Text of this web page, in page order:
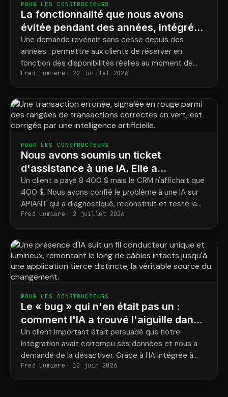
POUR LES CONSTRUCTEURS
La fonctionnalité que nous avons
évitée pendant des années, intégrée
en quelques jours.
Une demande revenait sans cesse depuis des
années : permettre aux clients de réserver en
fonction des disponibilités réelles au moment de
l’achat. Nous ne l’avions jamais implémentée. Puis, un
opérateur IA de notre plateforme axée sur l’IA l’a fait
en quelques jours.
Fred Lumiere 22 juillet 2026
POUR LES CONSTRUCTEURS
Nous avons soumis un ticket
d'assistance à une IA. Elle a
reconstruit l'intégration et bouclé la
boucle.
Un client a payé 8 400 $ mais le CRM n'affichait que
400 $. Nous avons confié le problème à une IA sur
APIANT qui a diagnostiqué, reconstruit et testé la
correction de bout en bout.
Fred Lumiere 2 juillet 2026
POUR LES CONSTRUCTEURS
Le « bug » qui n'en était pas un :
comment l'IA a trouvé l'aiguille dans
la botte de foin et a facilité notre
intégration en quelques minutes
Un client important était persuadé que notre
intégration avait corrompu ses données et nous a
demandé de la désactiver. Grâce à l'IA intégrée à
tous les niveaux de la plateforme, nous avons
retracé l'historique complet d'un enregistrement et
Fred Lumiere 12 juin 2026